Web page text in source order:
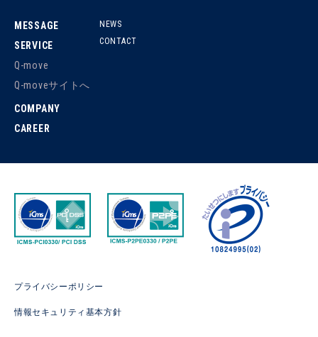
MESSAGE
SERVICE
Q-move
Q-moveサイトへ
COMPANY
CAREER
NEWS
CONTACT
プライバシーポリシー
情報セキュリティ基本方針